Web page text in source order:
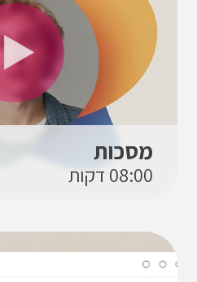
מסכות
08:00 דקות